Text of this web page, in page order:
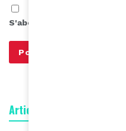
S'abonner à notre infolettre
Articles connexes